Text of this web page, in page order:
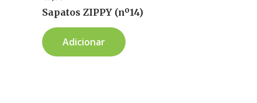
Sapatos ZIPPY (nº14)
Adicionar